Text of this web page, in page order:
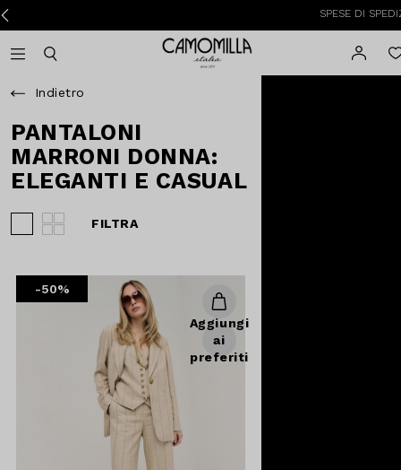
SPESE DI
Camomilla Italia®
Indietro
PANTALONI
MARRONI DONNA:
ELEGANTI E CASUAL
FILTRA
-50%
Aggiungi
ai
preferiti